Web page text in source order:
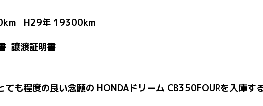
H29年 19300km
譲渡証明書
も程度の良い念願の HONDAドリーム CB350FOURを入庫す